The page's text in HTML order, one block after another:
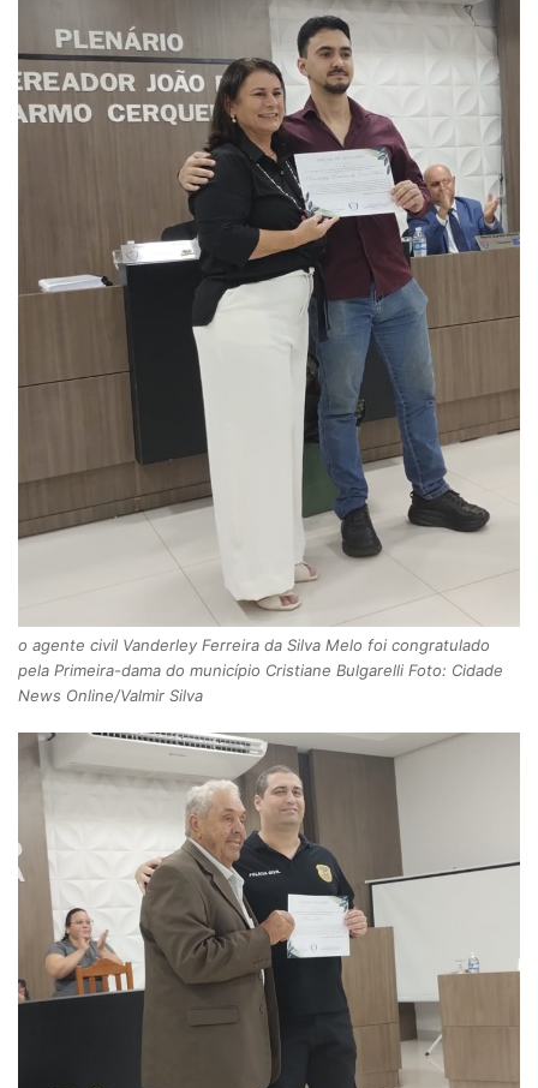
o agente civil Vanderley Ferreira da Silva Melo foi congratulado
pela Primeira-dama do município Cristiane Bulgarelli Foto: Cidade
News Online/Valmir Silva